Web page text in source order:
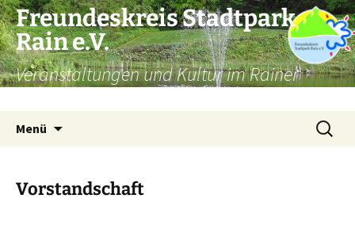
Zum
Inhalt
springen
Freundeskreis Stadtpark
Rain e.V.
Veranstaltungen und Kultur im Rainer
Menü
Suchen
nach:
Vorstandschaft